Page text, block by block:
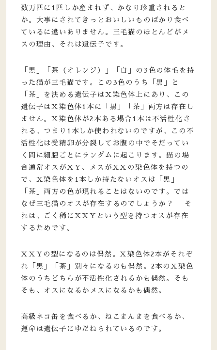
数万匹に1匹しか産まれず、かなり珍重されると
か。大事にされてきっとおいしいものばかり食べ
ているに違いありません。三毛猫のほとんどがメ
スの理由、それは遺伝子です。
「黒」「茶（オレンジ）」「白」の3色の体毛を持
った猫が三毛猫です。この3色のうち「黒」と
「茶」を決める遺伝子はX染色体上にあり、この
遺伝子はX染色体1本に「黒」「茶」両方は存在し
ません。X染色体が2本ある場合1本は不活性化さ
れる、つまり1本しか使われないのですが、この不
活性化は受精卵が分裂してお腹の中でそだってい
く間に細胞ごとにランダムに起こります。猫の場
合通常オスがXY、メスがXXの染色体を持つの
で、X染色体を1本しか持たないオスは「黒」
「茶」両方の色が現れることはないのです。では
なぜ三毛猫のオスが存在するのでしょうか？ そ
れは、ごく稀にXXYという型を持つオスが存在
するためです。
XXYの型になるのは偶然。X染色体2本がそれぞ
れ「黒」「茶」別々になるのも偶然。2本のX染色
体のうちどちらが不活性化されるかも偶然。そも
そも、オスになるかメスになるかも偶然。
高級ネコ缶を食べるか、ねこまんまを食べるか、
運命は遺伝子にゆだねられているのです。